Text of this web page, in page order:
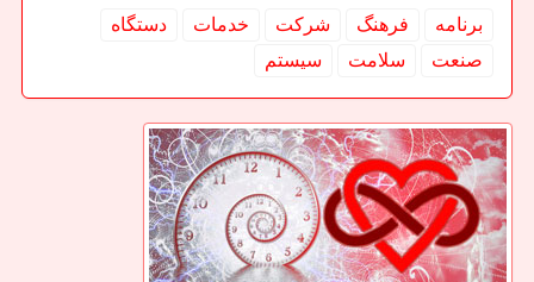
برنامه فرهنگ شركت خدمات
دستگاه
صنعت
سلامت سیستم